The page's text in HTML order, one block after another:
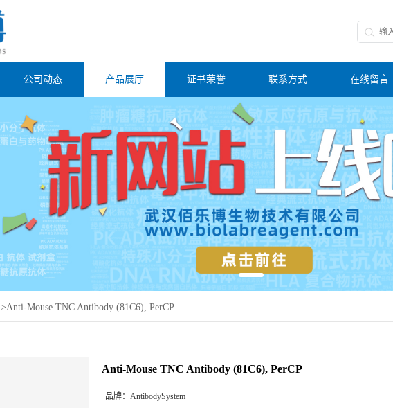
公司动态 产品展厅 证书荣誉 联系方式 在线留言
>Anti-Mouse TNC Antibody (81C6), PerCP
Anti-Mouse TNC Antibody (81C6), PerCP
品牌： AntibodySystem